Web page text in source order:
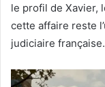
le profil de Xavier,
cette affaire reste
judiciaire française.